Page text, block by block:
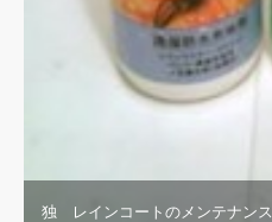
独 レインコートのメンテナンス